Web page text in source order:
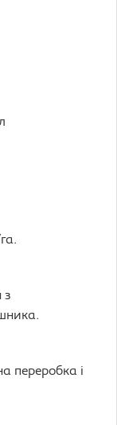
з
переробка і